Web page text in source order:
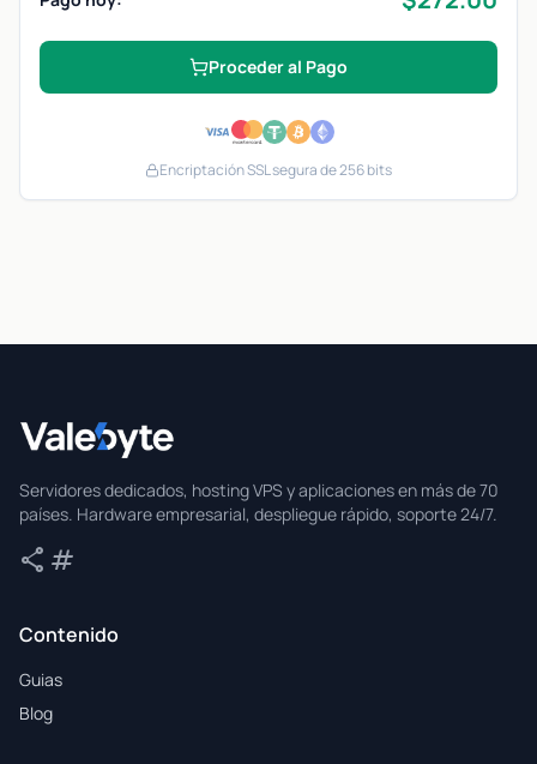
Proceder al Pago
Encriptación SSL segura de 256 bits
Servidores dedicados, hosting VPS y aplicaciones en más de 70
países. Hardware empresarial, despliegue rápido, soporte 24/7.
share Compartir
tag
Contenido
Guias
Blog